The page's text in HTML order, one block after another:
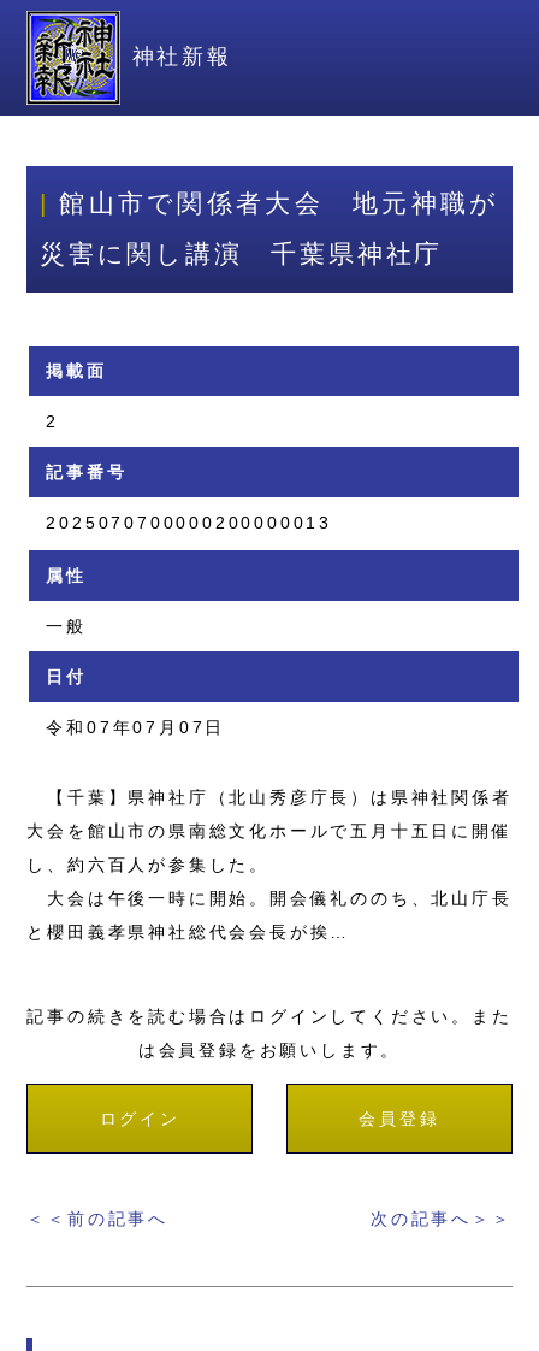
神社新報
館山市で関係者大会 地元神職が
災害に関し講演 千葉県神社庁
掲載面
2
記事番号
2025070700000200000013
属性
一般
日付
令和07年07月07日
【千葉】県神社庁（北山秀彦庁長）は県神社関係者
大会を館山市の県南総文化ホールで五月十五日に開催
し、約六百人が参集した。
大会は午後一時に開始。開会儀礼ののち、北山庁長
と櫻田義孝県神社総代会会長が挨…
記事の続きを読む場合はログインしてください。また
は会員登録をお願いします。
ログイン 会員登録
＜＜前の記事へ 次の記事へ＞＞